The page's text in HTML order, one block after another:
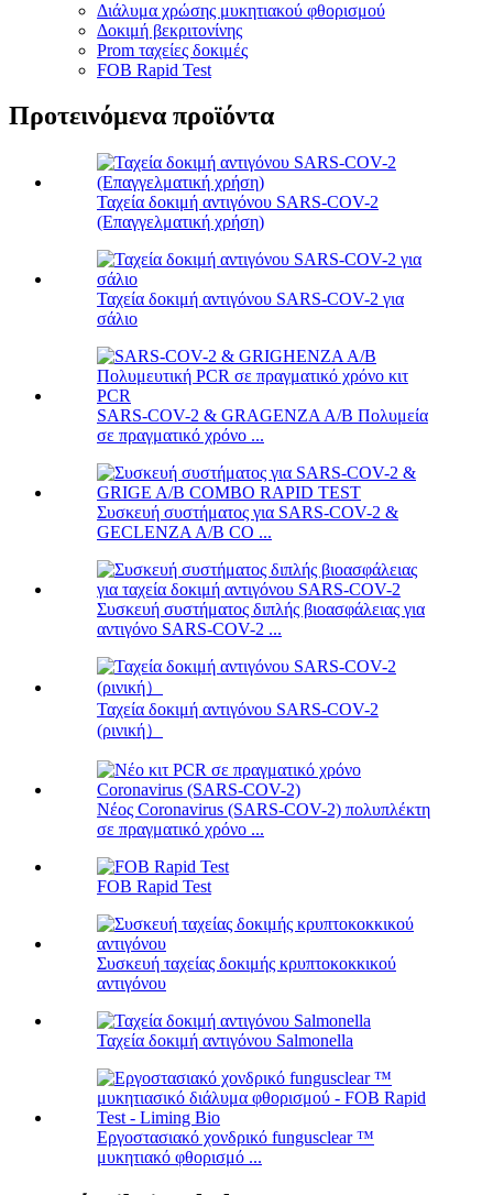
Διάλυμα χρώσης μυκητιακού φθορισμού
Δοκιμή βεκριτονίνης
Prom ταχείες δοκιμές
FOB Rapid Test
Προτεινόμενα προϊόντα
Ταχεία δοκιμή αντιγόνου SARS-COV-2
(Επαγγελματική χρήση)
Ταχεία δοκιμή αντιγόνου SARS-COV-2 για
σάλιο
SARS-COV-2 & GRAGENZA A/B Πολυμεία
σε πραγματικό χρόνο ...
Συσκευή συστήματος για SARS-COV-2 &
GECLENZA A/B CO ...
Συσκευή συστήματος διπλής βιοασφάλειας για
αντιγόνο SARS-COV-2 ...
Ταχεία δοκιμή αντιγόνου SARS-COV-2
(ρινική）
Νέος Coronavirus (SARS-COV-2) πολυπλέκτη
σε πραγματικό χρόνο ...
FOB Rapid Test
Συσκευή ταχείας δοκιμής κρυπτοκοκκικού
αντιγόνου
Ταχεία δοκιμή αντιγόνου Salmonella
Εργοστασιακό χονδρικό fungusclear ™
μυκητιακό φθορισμό ...